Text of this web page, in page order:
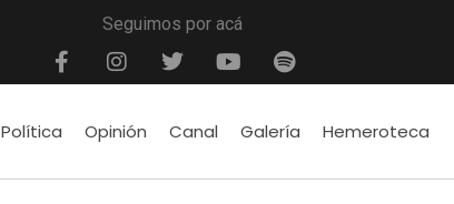
Seguimos por acá
Política Opinión Canal Galería Hemeroteca